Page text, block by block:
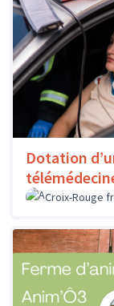
Dotation
Croix-Rouge